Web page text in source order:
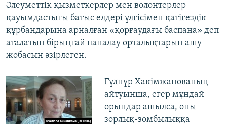
Әлеуметтік қызметкерлер мен волонтерлер
қауымдастығы батыс елдері үлгісімен қатігездік
құрбандарына арналған «қорғаудағы баспана» деп
аталатын бірыңғай паналау орталықтарын ашу
жобасын әзірлеген.
Гүлнұр Хакімжанованың
айтуынша, егер мұндай
орындар ашылса, оны
зорлық-зомбылыққа